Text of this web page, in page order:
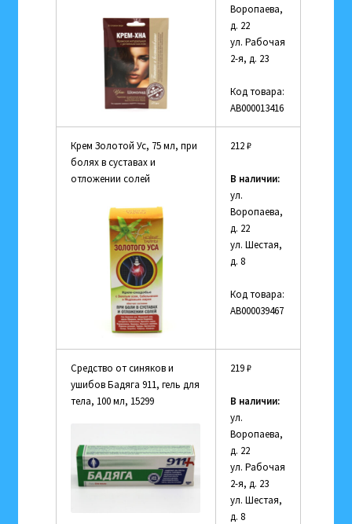
Воропаева,
д. 22
ул. Рабочая
2-я, д. 23
Код товара:
АВ000013416
Крем Золотой Ус, 75 мл, при
болях в суставах и
отложении солей
212₽
В наличии:
ул.
Воропаева,
д. 22
ул. Шестая,
д. 8
Код товара:
АВ000039467
Средство от синяков и
ушибов Бадяга 911, гель для
тела, 100 мл, 15299
219₽
В наличии:
ул.
Воропаева,
д. 22
ул. Рабочая
2-я, д. 23
ул. Шестая,
д. 8